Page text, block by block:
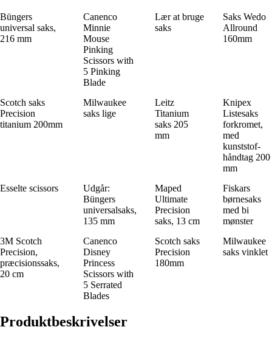
Büngers
universal saks,
216 mm
Canenco
Minnie
Mouse
Pinking
Scissors with
5 Pinking
Blade
Lær at bruge
saks
Saks Wedo
Allround
160mm
Scotch saks
Precision
titanium 200mm
Milwaukee
saks lige
Leitz
Titanium
saks 205
mm
Knipex
Listesaks
forkromet,
med
kunststof-
håndtag 200
mm
Esselte scissors
Udgår:
Büngers
universalsaks,
135 mm
Maped
Ultimate
Precision
saks, 13 cm
Fiskars
børnesaks
med bi
mønster
3M Scotch
Precision,
præcisionssaks,
20 cm
Canenco
Disney
Princess
Scissors with
5 Serrated
Blades
Scotch saks
Precision
180mm
Milwaukee
saks vinklet
Produktbeskrivelser